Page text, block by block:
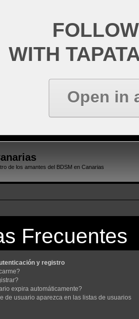
WITH
Open in
de los amantes del BDSM en Canarias
Frecuentes
y registro
expira automáticamente?
de usuario aparezca en las listas de usuarios